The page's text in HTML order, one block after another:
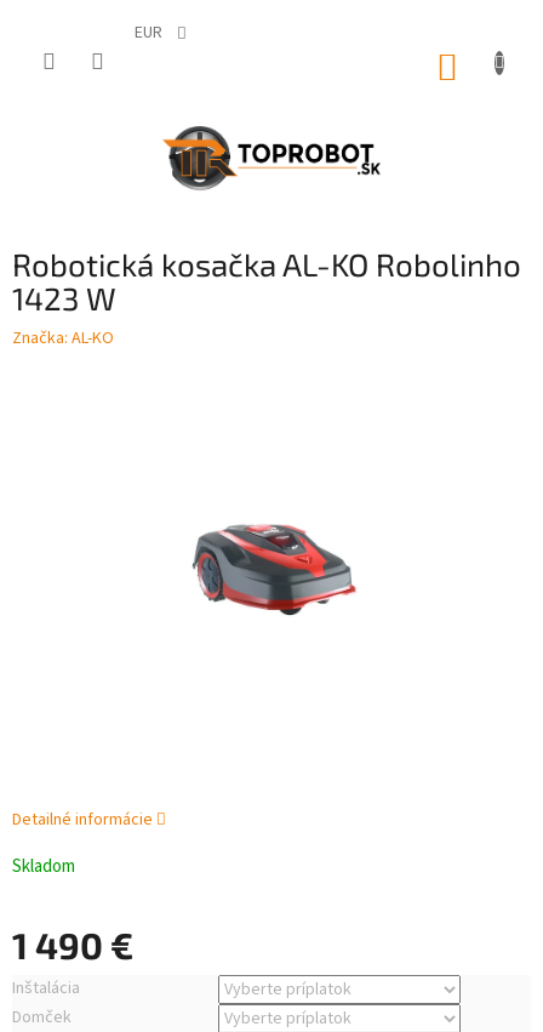
EUR
Robotická kosačka AL-KO Robolinho
1423 W
Značka: AL-KO
1 490 €
Jednotková
cena:
Skladom
Inštalácia
Domček
Detailné informácie